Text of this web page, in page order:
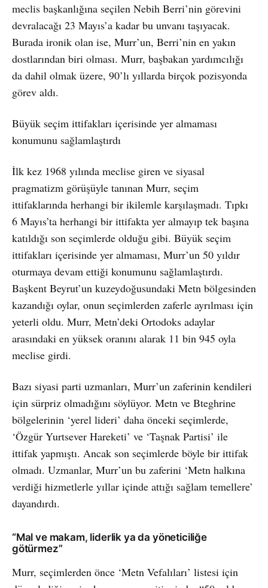
meclis başkanlığına seçilen Nebih Berri’nin görevini
devralacağı 23 Mayıs’a kadar bu unvanı taşıyacak.
Burada ironik olan ise, Murr’un, Berri’nin en yakın
dostlarından biri olması. Murr, başbakan yardımcılığı
da dahil olmak üzere, 90’lı yıllarda birçok pozisyonda
görev aldı.
Büyük seçim ittifakları içerisinde yer almaması
konumunu sağlamlaştırdı
İlk kez 1968 yılında meclise giren ve siyasal
pragmatizm görüşüyle tanınan Murr, seçim
ittifaklarında herhangi bir ikilemle karşılaşmadı. Tıpkı
6 Mayıs’ta herhangi bir ittifakta yer almayıp tek başına
katıldığı son seçimlerde olduğu gibi. Büyük seçim
ittifakları içerisinde yer almaması, Murr’un 50 yıldır
oturmaya devam ettiği konumunu sağlamlaştırdı.
Başkent Beyrut’un kuzeydoğusundaki Metn bölgesinden
kazandığı oylar, onun seçimlerden zaferle ayrılması için
yeterli oldu. Murr, Metn’deki Ortodoks adaylar
arasındaki en yüksek oranını alarak 11 bin 945 oyla
meclise girdi.
Bazı siyasi parti uzmanları, Murr’un zaferinin kendileri
için sürpriz olmadığını söylüyor. Metn ve Bteghrine
bölgelerinin ‘yerel lideri’ daha önceki seçimlerde,
‘Özgür Yurtsever Hareketi’ ve ‘Taşnak Partisi’ ile
ittifak yapmıştı. Ancak son seçimlerde böyle bir ittifak
olmadı. Uzmanlar, Murr’un bu zaferini ‘Metn halkına
verdiği hizmetlerle yıllar içinde attığı sağlam temellere’
dayandırdı.
“Mal ve makam, liderlik ya da yöneticiliğe
götürmez”
Murr, seçimlerden önce ‘Metn Vefalıları’ listesi için